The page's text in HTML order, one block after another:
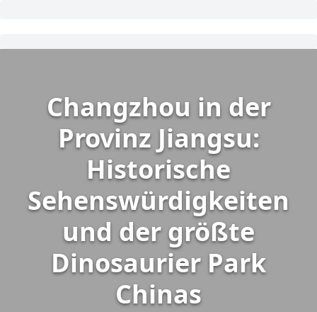
Changzhou in der
Provinz Jiangsu:
Historische
Sehenswürdigkeiten
und der größte
Dinosaurier Park
Chinas